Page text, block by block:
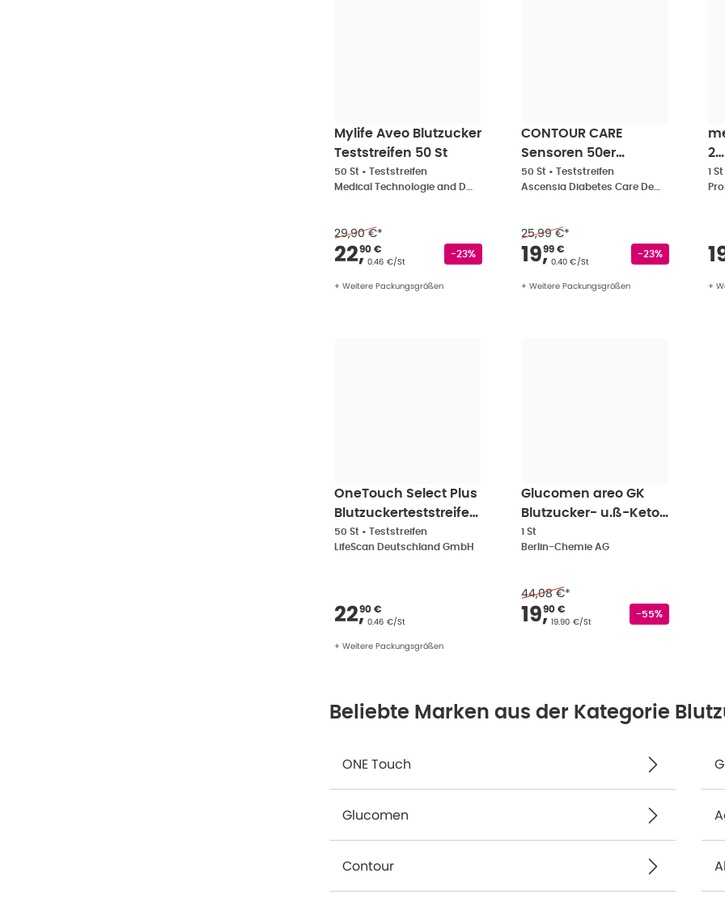
Mylife Aveo Blutzucker
Teststreifen 50 St
50 St • Teststreifen
29,90 €*
Verkaufspreis: 22,90 €
22,
90 €
Grundpreis
0.46 €/St
Rabattstempel
-23%
+ Weitere Packungsgrößen
CONTOUR CARE
Sensoren 50er
Packung 50 St
50 St• Teststreifen
Ascensia Diabetes Care Deutschland GmbH
25,99 €*
Verkaufspreis:
19,
99 €
Grundpreis
0.40 €/St
Rabattstempel
-23%
+ Weitere Packungsgrößen
2
1 St
+
OneTouch Select Plus
Blutzuckerteststreifen
50 St
50 St • Teststreifen
LifeScan Deutschland GmbH
Verkaufspreis 22,90 €
22,
90 €
Grundpreis
0.46 €/St
+ Weitere Packungsgrößen
Glucomen areo GK
Blutzucker- u.ß-Keton
S 1 St
1 St
Berlin-Chemie AG
44,08 €*
Verkaufspreis:
19,
90 €
Grundpreis
19.90 €/St
Rabattstempel
-55%
Beliebte Marken aus der Kategorie
ONE Touch
Glucomen
Contour